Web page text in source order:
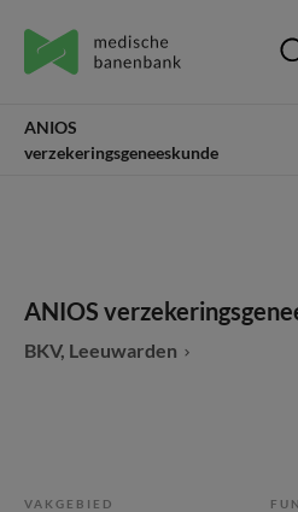
ANIOS
verzekeringsgeneeskunde
ANIOS
BKV, Leeuwarden
VAKGEBIED